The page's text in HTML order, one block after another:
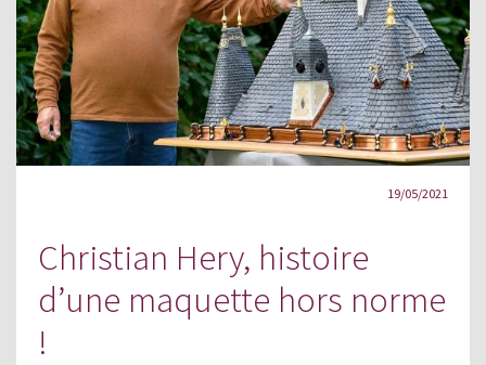
19/05/2021
Christian Hery, histoire
d’une maquette hors norme
!